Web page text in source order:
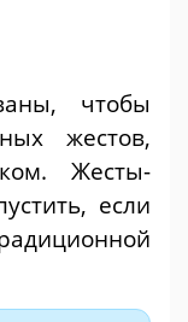
чтобы
жестов,
Жесты-
если